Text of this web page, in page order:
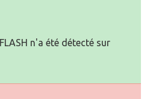
n'a été détecté sur